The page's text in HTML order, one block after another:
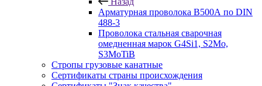
Арматурная проволока В500А по DIN
488-3
Проволока стальная сварочная
омедненная марок G4Si1, S2Mo,
S3MoTiB
Стропы грузовые канатные
Сертификаты страны происхождения